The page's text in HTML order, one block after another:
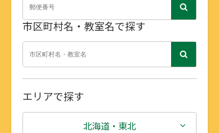
市区町村名・教室名で探す
エリアで探す
北海道・東北